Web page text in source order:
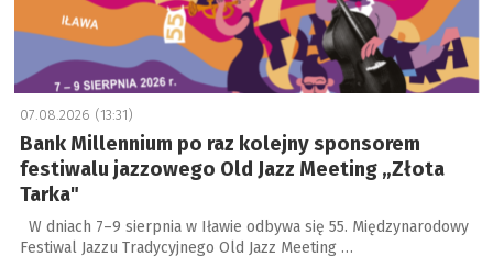
07.08.2026 (13:31)
Bank Millennium po raz kolejny sponsorem
festiwalu jazzowego Old Jazz Meeting „Złota
Tarka"
W dniach 7–9 sierpnia w Iławie odbywa się 55. Międzynarodowy
Festiwal Jazzu Tradycyjnego Old Jazz Meeting …